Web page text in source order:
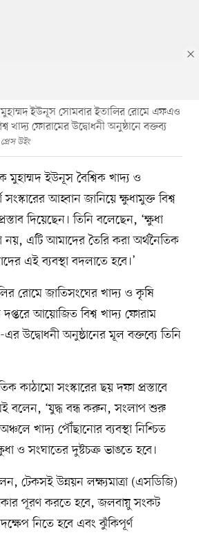
মুহাম্মদ ইউনূস সোমবার ইতালির রোমে এফএও
খাদ্য ফোরামের উদ্বোধনী অনুষ্ঠানে বক্তব্য
উইং
মুহাম্মদ ইউনূস বৈশ্বিক খাদ্য ও
সংস্কারের আহ্বান জানিয়ে ক্ষুধামুক্ত বিশ্ব
দিয়েছেন। তিনি বলেছেন, ‘ক্ষুধা
এটি আমাদের তৈরি করা অর্থনৈতিক
এই ব্যবস্থা বদলাতে হবে।’
রোমে জাতিসংঘের খাদ্য ও কৃষি
আয়োজিত বিশ্ব খাদ্য ফোরাম
উদ্বোধনী অনুষ্ঠানের মূল বক্তব্যে তিনি
কাঠামো সংস্কারের ছয় দফা প্রস্তাবে
বলেন, ‘যুদ্ধ বন্ধ করুন, সংলাপ শুরু
খাদ্য পৌঁছানোর ব্যবস্থা নিশ্চিত
ও সংঘাতের দুষ্টচক্র ভাঙতে হবে।
টেকসই উন্নয়ন লক্ষ্যমাত্রা (এসডিজি)
পূরণ করতে হবে, জলবায়ু সংকট
নিতে হবে এবং ঝুঁকিপূর্ণ